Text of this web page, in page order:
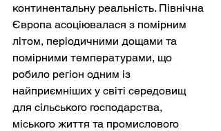
континентальну реальність. Північна
Європа асоціювалася з помірним
літом, періодичними дощами та
помірними температурами, що
робило регіон одним із
найприємніших у світі середовищ
для сільського господарства,
міського життя та промислового